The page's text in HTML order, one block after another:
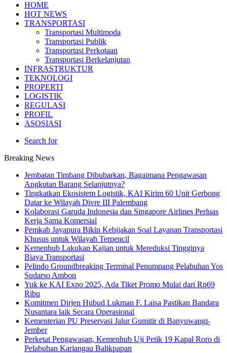
HOME
HOT NEWS
TRANSPORTASI
Transportasi Multimoda
Transportasi Publik
Transportasi Perkotaan
Transportasi Berkelanjutan
INFRASTRUKTUR
TEKNOLOGI
PROPERTI
LOGISTIK
REGULASI
PROFIL
ASOSIASI
Search for
Breaking News
Jembatan Timbang Dibubarkan, Bagaimana Pengawasan
Angkutan Barang Selanjutnya?
Tingkatkan Ekosistem Logistik, KAI Kirim 60 Unit Gerbong
Datar ke Wilayah Divre III Palembang
Kolaborasi Garuda Indonesia dan Singapore Airlines Perluas
Kerja Sama Komersial
Pemkab Jayapura Bikin Kebijakan Soal Layanan Transportasi
Khusus untuk Wilayah Terpencil
Kemenhub Lakukan Kajian untuk Mereduksi Tingginya
Biaya Transportasi
Pelindo Groundbreaking Terminal Penumpang Pelabuhan Yos
Sudarso Ambon
Yuk ke KAI Expo 2025, Ada Tiket Promo Mulai dari Rp69
Ribu
Komitmen Dirjen Hubud Lukman F. Laisa Pastikan Bandara
Nusantara laik Secara Operasional
Kementerian PU Preservasi Jalur Gumitir di Banyuwangi-
Jember
Perketat Pengawasan, Kemenhub Uji Petik 19 Kapal Roro di
Pelabuhan Kariangau Balikpapan